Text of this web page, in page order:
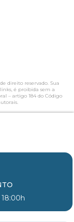
direito reservado. Sua
é proibida sem a
– artigo 184 do Código
.